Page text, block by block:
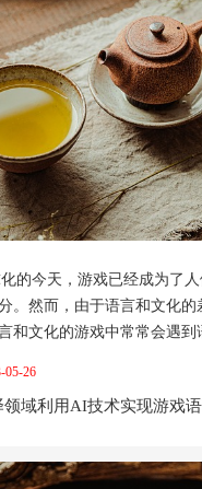
。然而，由于语言和文化的
和文化的游戏中常常会遇到
用变得越来越重要。 AI技术在游戏语言
可以帮助玩家实现游戏语言
05-26